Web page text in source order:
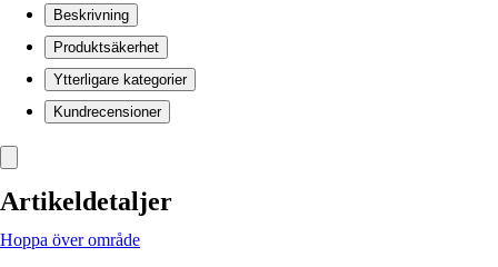
Beskrivning
Produktsäkerhet
Ytterligare kategorier
Kundrecensioner
Artikeldetaljer
Hoppa över område